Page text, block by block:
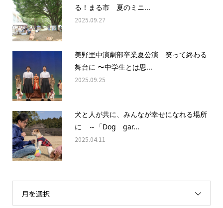
る！まる市 夏のミニ...
2025.09.27
美野里中演劇部卒業夏公演 笑って終わる
舞台に 〜中学生とは思...
2025.09.25
犬と人が共に、みんなが幸せになれる場所
に ～「Dog gar...
2025.04.11
月を選択